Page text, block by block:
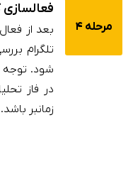
مرحله 4
فعالسازی
بعد از
تلگرام
در فاز
زمانبر باشد.